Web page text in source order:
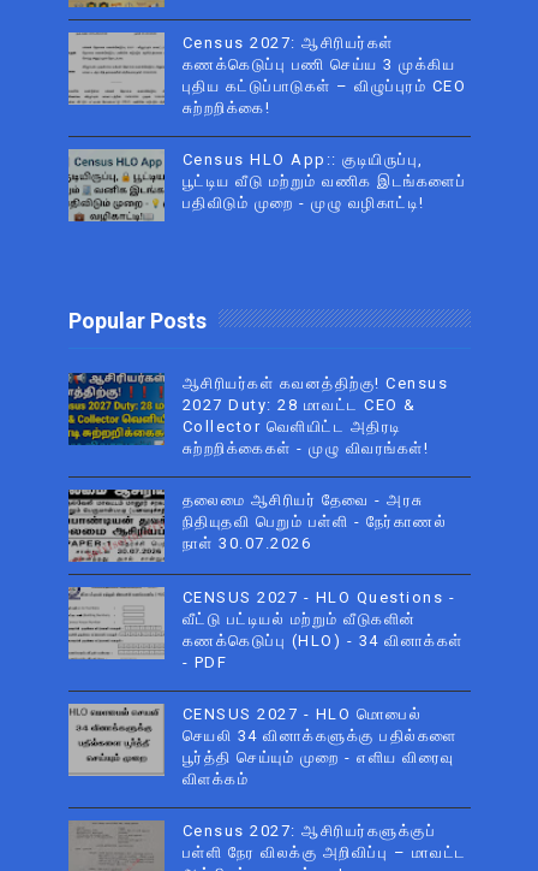
Census 2027: ஆசிரியர்கள்
கணக்கெடுப்பு பணி செய்ய 3 முக்கிய
புதிய கட்டுப்பாடுகள் – விழுப்புரம் CEO
சுற்றறிக்கை!
Census HLO App:: குடியிருப்பு,
பூட்டிய வீடு மற்றும் வணிக இடங்களைப்
பதிவிடும் முறை - முழு வழிகாட்டி!
Popular Posts
ஆசிரியர்கள் கவனத்திற்கு! Census
2027 Duty: 28 மாவட்ட CEO &
Collector வெளியிட்ட அதிரடி
சுற்றறிக்கைகள் - முழு விவரங்கள்!
தலைமை ஆசிரியர் தேவை - அரசு
நிதியுதவி பெறும் பள்ளி - நேர்காணல்
நாள் 30.07.2026
CENSUS 2027 - HLO Questions -
வீட்டு பட்டியல் மற்றும் வீடுகளின்
கணக்கெடுப்பு (HLO) - 34 வினாக்கள்
- PDF
CENSUS 2027 - HLO மொபைல்
செயலி 34 வினாக்களுக்கு பதில்களை
பூர்த்தி செய்யும் முறை - எளிய விரைவு
விளக்கம்
Census 2027: ஆசிரியர்களுக்குப்
பள்ளி நேர விலக்கு அறிவிப்பு – மாவட்ட